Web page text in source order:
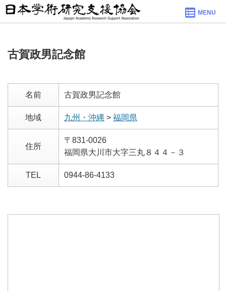
MENU
古賀政男記念館
名前 古賀政男記念館
地域 九州・沖縄 > 福岡県
住所
〒831-0026
福岡県大川市大字三丸８４４－３
TEL 0944-86-4133